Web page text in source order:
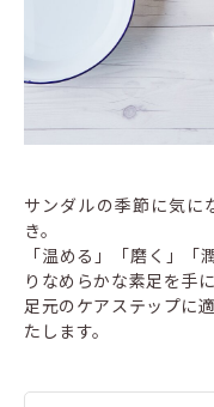
サンダルの季節に気に
き。
「温める」「磨く」
りなめらかな素足を手
足元のケアステップに
たします。